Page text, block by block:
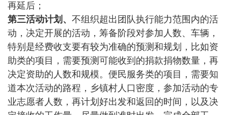
再延后；
第三活动计划、 不组织超出团队执行能力范围内的活
动，决定开展的活动，筹备阶段对参加人数、车辆，
特别是经费收支要有较为准确的预测和规划，比如资
助类的项目，需要预测可能收到的捐款捐物数量，再
决定资助的人数和规模。便民服务类的项目，需要知
道本次活动的路程，乡镇村人口密度，参加活动的专
业志愿者人数，再计划好出发和返回的时间，以及决